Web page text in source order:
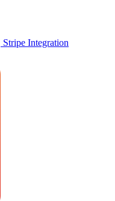
Stripe Integration